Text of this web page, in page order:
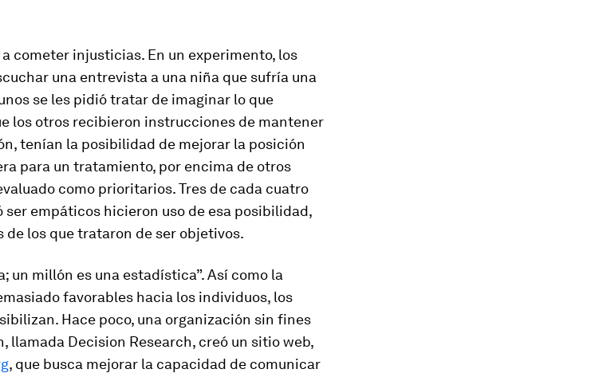
cometer injusticias. En un experimento, los
una entrevista a una niña que sufría una
se les pidió tratar de imaginar lo que
los otros recibieron instrucciones de mantener
tenían la posibilidad de mejorar la posición
para un tratamiento, por encima de otros
como prioritarios. Tres de cada cuatro
ser empáticos hicieron uso de esa posibilidad,
de los que trataron de ser objetivos.
un millón es una estadística”. Así como la
favorables hacia los individuos, los
Hace poco, una organización sin fines
llamada Decision Research, creó un sitio web,
, que busca mejorar la capacidad de comunicar